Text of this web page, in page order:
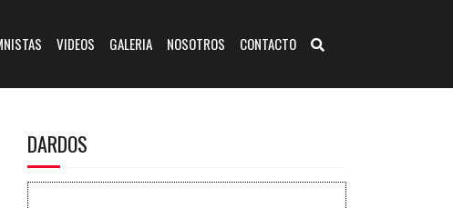
VIDEOS GALERIA NOSOTROS CONTACTO
DARDOS